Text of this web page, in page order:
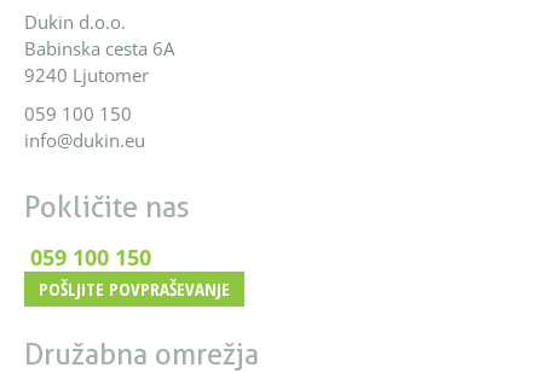
Dukin d.o.o.
Babinska cesta 6A
9240 Ljutomer
059 100 150
info@dukin.eu
Pokličite nas
059 100 150
POŠLJITE POVPRAŠEVANJE
Družabna omrežja